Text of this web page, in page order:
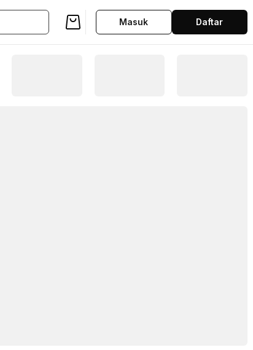
Masuk Daftar